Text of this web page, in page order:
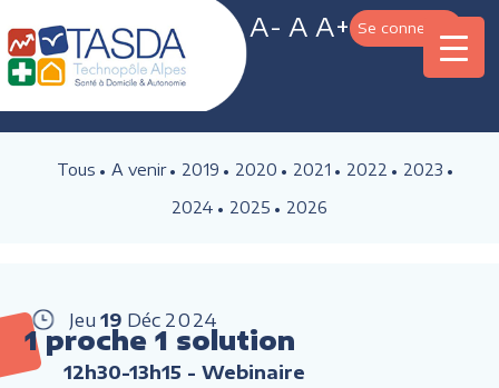
A- A A+ Se connecter
Tous A venir 2019 2020 2021 2022
2023
2024
2025 2026
Jeu 19 Déc 2024
1 proche 1 solution
12h30-13h15 - Webinaire